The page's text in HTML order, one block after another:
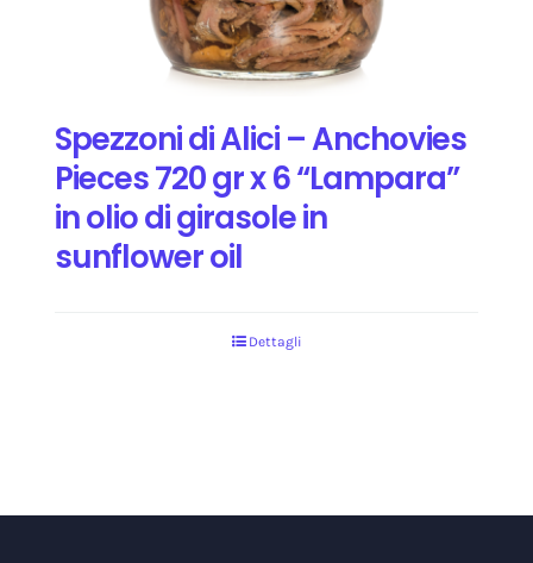
Spezzoni di Alici – Anchovies
Pieces 720 gr x 6 “Lampara”
in olio di girasole in
sunflower oil
Dettagli